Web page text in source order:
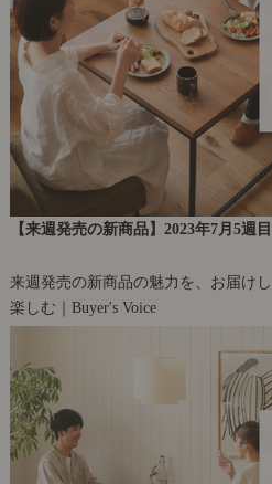
【来週発売の新商品】2023年7月5週
来週発売の新商品の魅力を、お届けし
楽しむ｜Buyer's Voice